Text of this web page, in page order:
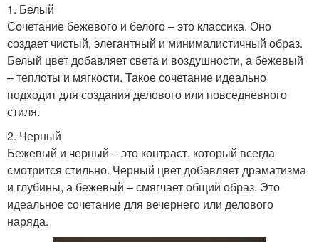
1. Белый
Сочетание бежевого и белого – это классика. Оно
создает чистый, элегантный и минималистичный образ.
Белый цвет добавляет света и воздушности, а бежевый
– теплоты и мягкости. Такое сочетание идеально
подходит для создания делового или повседневного
стиля.
2. Черный
Бежевый и черный – это контраст, который всегда
смотрится стильно. Черный цвет добавляет драматизма
и глубины, а бежевый – смягчает общий образ. Это
идеальное сочетание для вечернего или делового
наряда.